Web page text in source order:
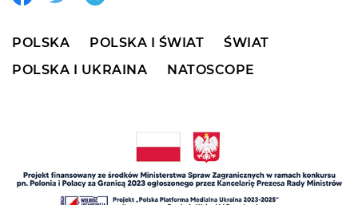
POLSKA POLSKA I ŚWIAT
ŚWIAT
POLSKA I UKRAINA
NATOSCOPE